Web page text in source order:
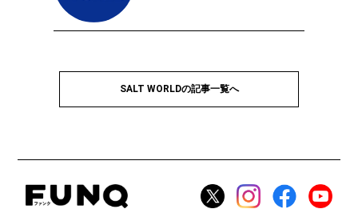
SALT WORLDの記事一覧へ